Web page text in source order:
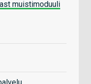
muistimoduuli